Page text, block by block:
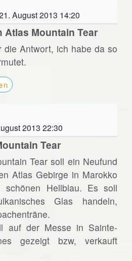
August 2013 14:20
Atlas Mountain Tear
die Antwort, ich habe da so
2013 22:30
Tear
Tear soll ein Neufund
Atlas Gebirge in Marokko
schönen Hellblau. Es soll
Glas handeln,
auf der Messe in Sainte-
gezeigt bzw, verkauft